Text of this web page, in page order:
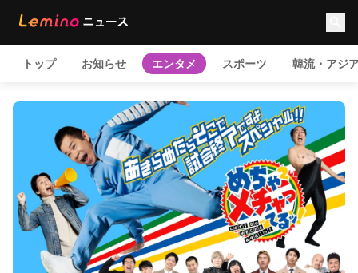
トップ お知らせ エンタメ スポーツ 韓流・アジ